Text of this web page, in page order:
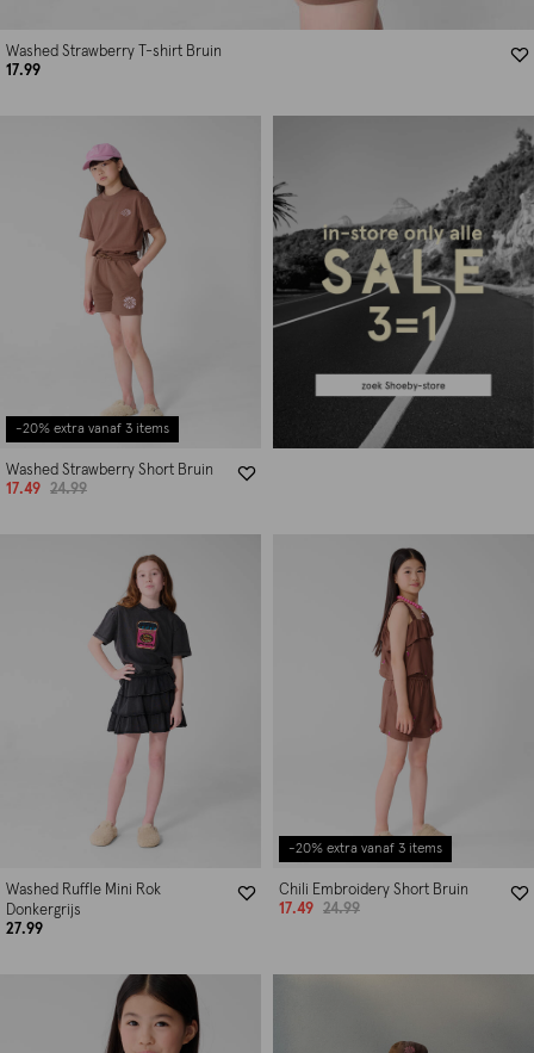
Washed Strawberry T-shirt Bruin
17.99
-20% extra vanaf 3 items
Washed Strawberry Short Bruin
17.49
24.99
Washed Ruffle Mini Rok
Donkergrijs
27.99
-20% extra vanaf 3 items
Chili Embroidery Short Bruin
17.49
24.99